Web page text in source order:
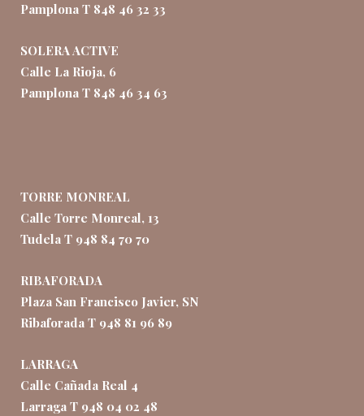
Pamplona T 848 46 32 33
SOLERA ACTIVE
Calle La Rioja, 6
Pamplona T 848 46 34 63
TORRE MONREAL
Calle Torre Monreal, 13
Tudela T 948 84 70 70
RIBAFORADA
Plaza San Francisco Javier, SN
Ribaforada T 948 81 96 89
LARRAGA
Calle Cañada Real 4
Larraga T 948 04 02 48